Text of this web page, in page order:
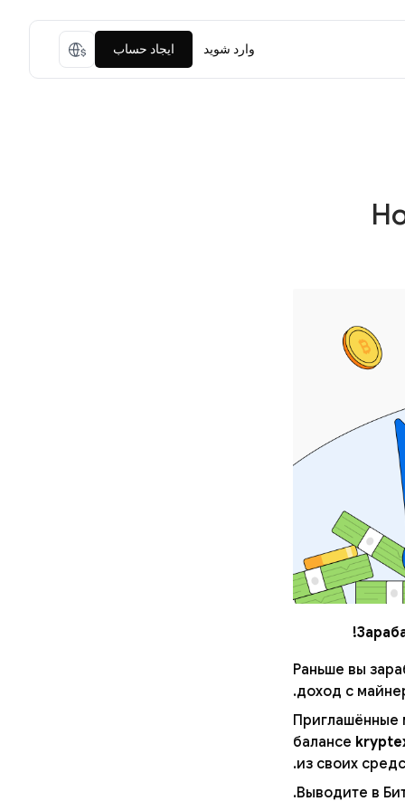
وارد شوید ایجاد حساب
Раньше вы
доход с
Приглашённые
балансе
из своих
Выводите в